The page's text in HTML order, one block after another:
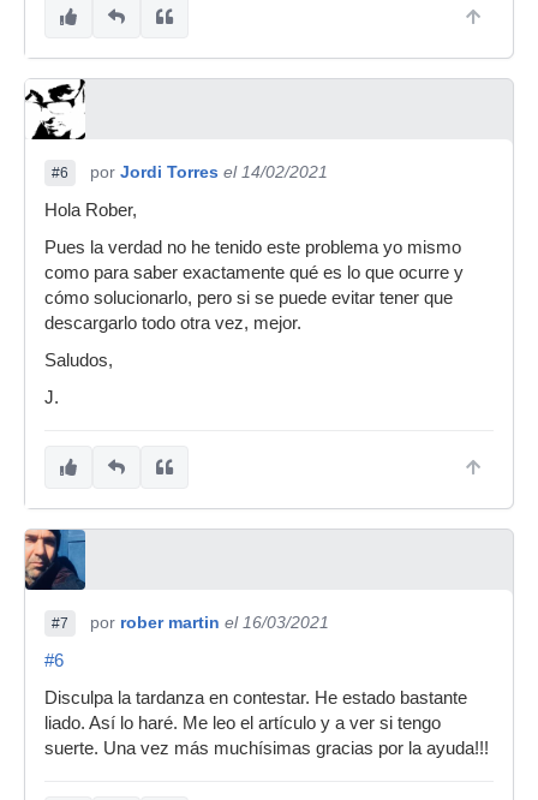
#6 por Jordi Torres el 14/02/2021
Hola Rober,
Pues la verdad no he tenido este problema yo mismo
como para saber exactamente qué es lo que ocurre y
cómo solucionarlo, pero si se puede evitar tener que
descargarlo todo otra vez, mejor.
Saludos,
J.
#7 por rober martin el 16/03/2021
#6
Disculpa la tardanza en contestar. He estado bastante
liado. Así lo haré. Me leo el artículo y a ver si tengo
suerte. Una vez más muchísimas gracias por la ayuda!!!